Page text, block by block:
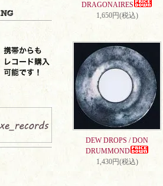
DRAGONAIRES
1,650円(税込)
DEW DROPS / DON
DRUMMOND
1,430円(税込)